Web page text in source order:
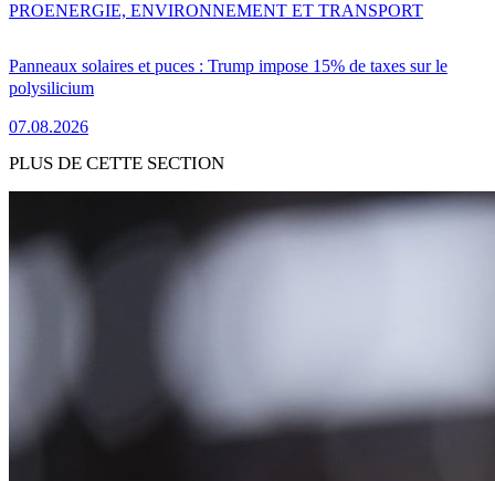
Panneaux solaires et puces : Trump impose 15% de taxes sur le
polysilicium
07.08.2026
PROENERGIE, ENVIRONNEMENT ET TRANSPORT
PLUS DE CETTE SECTION